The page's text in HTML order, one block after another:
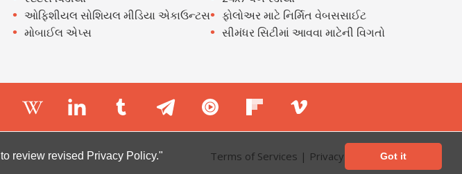
to review revised Privacy Policy." Got it
ઓફિશીયલ સોશિયલ મીડિયા એકાઉન્ટસ
મોબાઈલ એપ્સ
ફોલોઅર માટે નિર્મિત વેબસસાઈટ
સીમંધર સિટીમાં આવવા માટેની વિગતો
Terms of Services | Privacy Policy